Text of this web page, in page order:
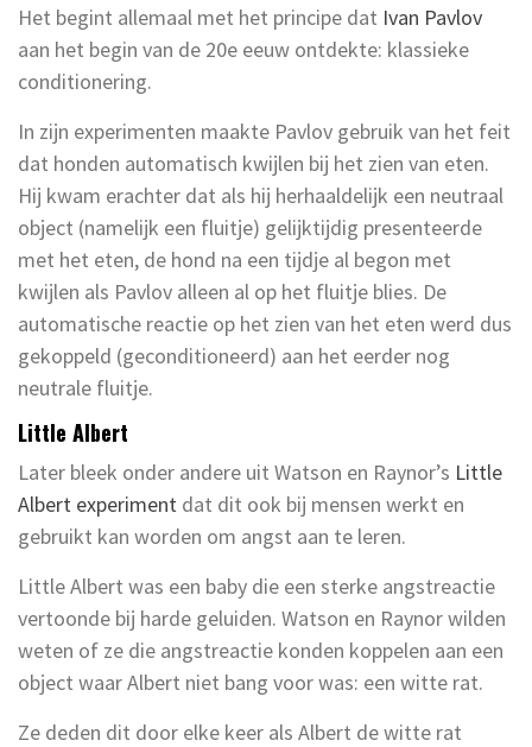
Het begint allemaal met het principe dat Ivan Pavlov
aan het begin van de 20e eeuw ontdekte: klassieke
conditionering.
In zijn experimenten maakte Pavlov gebruik van het feit
dat honden automatisch kwijlen bij het zien van eten.
Hij kwam erachter dat als hij herhaaldelijk een neutraal
object (namelijk een fluitje) gelijktijdig presenteerde
met het eten, de hond na een tijdje al begon met
kwijlen als Pavlov alleen al op het fluitje blies. De
automatische reactie op het zien van het eten werd dus
gekoppeld (geconditioneerd) aan het eerder nog
neutrale fluitje.
Little Albert
Later bleek onder andere uit Watson en Raynor’s Little
Albert experiment dat dit ook bij mensen werkt en
gebruikt kan worden om angst aan te leren.
Little Albert was een baby die een sterke angstreactie
vertoonde bij harde geluiden. Watson en Raynor wilden
weten of ze die angstreactie konden koppelen aan een
object waar Albert niet bang voor was: een witte rat.
Ze deden dit door elke keer als Albert de witte rat